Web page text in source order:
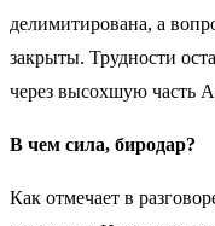
делимитирована, а
закрыты. Трудности
через высохшую часть
В чем сила, биродар?
Как отмечает в